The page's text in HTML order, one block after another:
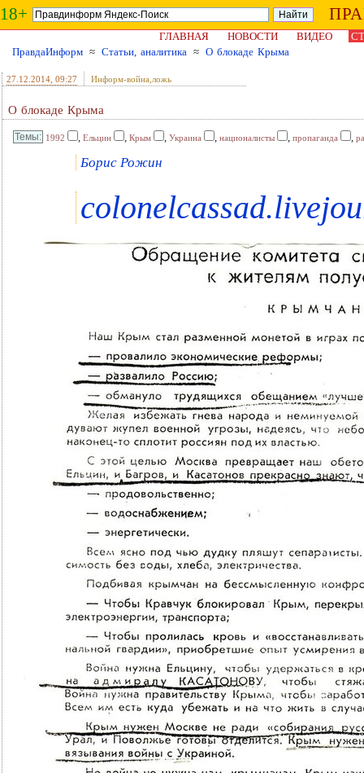
18+
ГЛАВНАЯ НОВОСТИ ВИДЕО
ПравдаИнформ ≈ Статьи, аналитика ≈ О блокаде Крыма
27.12.2014 , 09:27 Информ-война,ложь
О блокаде Крыма
1992 , Ельцин , Крым , Украина , националисты , пропаганда ,
Борис Рожин